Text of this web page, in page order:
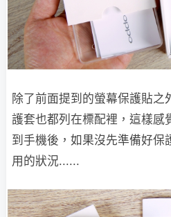
除了前面提到的螢幕保護貼之
護套也都列在標配裡，這樣感
到手機後，如果沒先準備好保
用的狀況......